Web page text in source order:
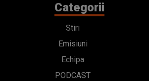
Categorii
Stiri
Emisiuni
Echipa
PODCAST